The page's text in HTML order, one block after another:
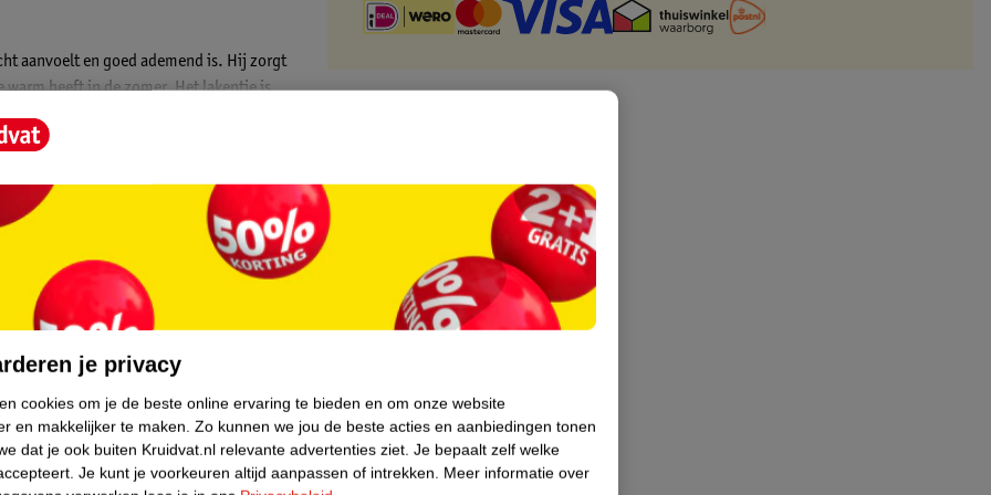
aanvoelt en goed ademend is. Hij zorgt
heeft in de zomer. Het lakentje is
je privacy
cookies om je de beste online ervaring te bieden en om onze website
en makkelijker te maken. Zo kunnen we jou de beste acties en aanbiedingen tonen
dat je ook buiten Kruidvat.nl relevante advertenties ziet. Je bepaalt zelf welke
Je kunt je voorkeuren altijd aanpassen of intrekken. Meer informatie over